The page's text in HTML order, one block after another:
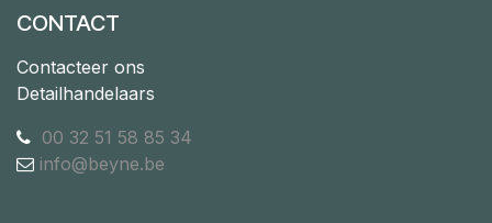
CONTACT
Contacteer ons
Detailhandelaars
00 32 51 58 85 34
info@beyne.be